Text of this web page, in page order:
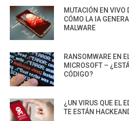
MUTACIÓN EN VIVO
CÓMO LA IA
MALWARE
RANSOMWARE EN
MICROSOFT –
CÓDIGO?
¿UN VIRUS QUE EL
TE ESTÁN